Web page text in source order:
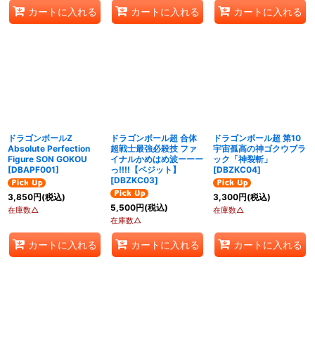
カートに入れる カートに入れる カートに入れる
ドラゴンボールZ
Absolute Perfection
Figure SON GOKOU
[DBAPF001]
3,850円(税込)
在庫数△
カートに入れる
ドラゴンボール超 合体
超戦士最強必殺技 ファ
イナルかめはめ波ーーー
っ!!!!【ベジット】
[DBZKC03]
5,500円(税込)
在庫数△
カートに入れる
ドラゴンボール超 第10
宇宙孤高の神ゴクウブラ
ック「神裂斬」
[DBZKC04]
3,300円(税込)
在庫数△
カートに入れる